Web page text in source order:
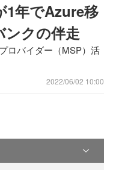
1年でAzure移
クの伴走
ロバイダー（MSP）活
2022/06/02 10:00